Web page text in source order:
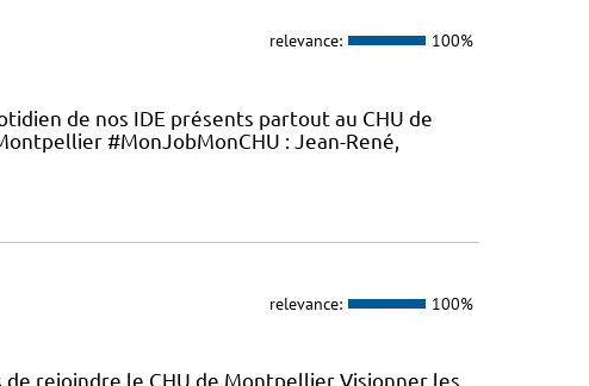
relevance: 100%
de nos IDE présents partout au CHU de
#MonJobMonCHU : Jean-René,
relevance: 100%
rejoindre le CHU de Montpellier Visionner les